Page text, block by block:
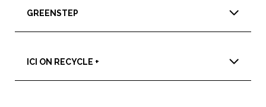
GREENSTEP
ICI ON RECYCLE +